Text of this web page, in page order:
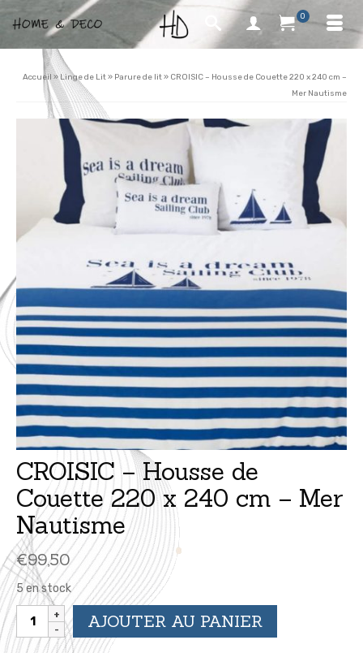
0
Accueil » Linge de Lit» Parure de lit» CROISIC – Housse de Couette 220 x 240 cm –
Mer Nautisme
CROISIC – Housse de
Couette 220 x 240 cm – Mer
Nautisme
€99,50
5 en stock
quantité
CROISIC
AJOUTER AU PANIER